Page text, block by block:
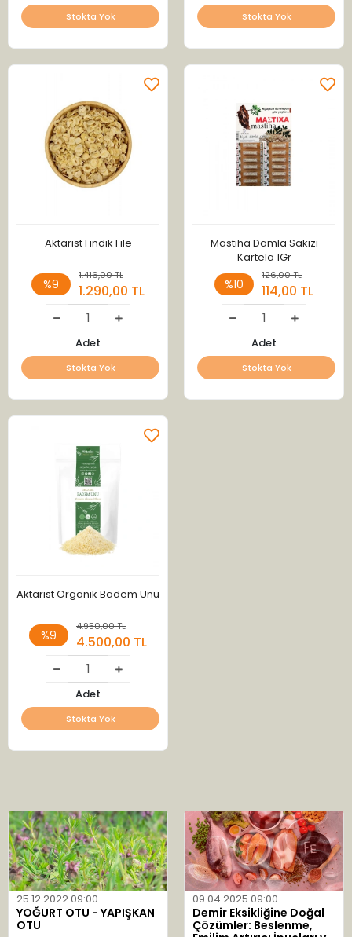
Stokta Yok Stokta Yok
Aktarist Fındık File
%9
1.416,00 TL
1.290,00 TL
Adet
Stokta Yok
Mastiha Damla Sakızı
Kartela 1Gr
%10
126,00 TL
114,00 TL
Adet
Stokta Yok
Aktarist Organik Badem Unu
%9
4.950,00 TL
4.500,00 TL
Adet
Stokta Yok
25.12.2022 09:00
YOĞURT OTU - YAPIŞKAN
OTU
09.04.2025 09:00
Demir Eksikliğine Doğal
Çözümler: Beslenme,